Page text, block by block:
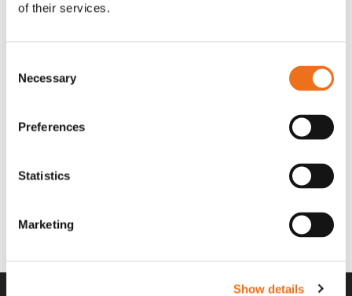
of their services.
Selection
Necessary
Preferences
Statistics
Marketing
Show details
Lägg till i varukorg
Rotor teeth 8t/6k 7.5Gr/8 R6/14 Rotor teeth 8t/6k 0Gr/8 R6/14